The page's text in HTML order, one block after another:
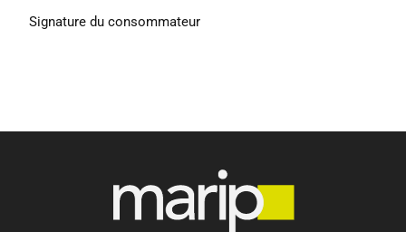
Signature du consommateur